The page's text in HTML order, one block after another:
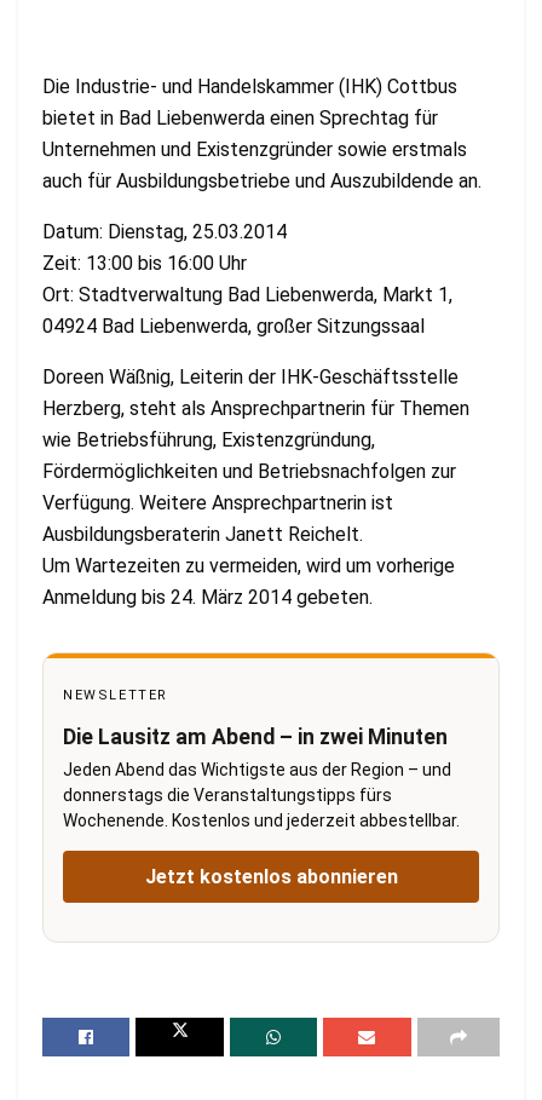
Die Industrie- und Handelskammer (IHK) Cottbus
bietet in Bad Liebenwerda einen Sprechtag für
Unternehmen und Existenzgründer sowie erstmals
auch für Ausbildungsbetriebe und Auszubildende an.
Datum: Dienstag, 25.03.2014
Zeit: 13:00 bis 16:00 Uhr
Ort: Stadtverwaltung Bad Liebenwerda, Markt 1,
04924 Bad Liebenwerda, großer Sitzungssaal
Doreen Wäßnig, Leiterin der IHK-Geschäftsstelle
Herzberg, steht als Ansprechpartnerin für Themen
wie Betriebsführung, Existenzgründung,
Fördermöglichkeiten und Betriebsnachfolgen zur
Verfügung. Weitere Ansprechpartnerin ist
Ausbildungsberaterin Janett Reichelt.
Um Wartezeiten zu vermeiden, wird um vorherige
Anmeldung bis 24. März 2014 gebeten.
NEWSLETTER
Die Lausitz am Abend – in zwei Minuten
Jeden Abend das Wichtigste aus der Region – und
donnerstags die Veranstaltungstipps fürs
Wochenende. Kostenlos und jederzeit abbestellbar.
Jetzt kostenlos abonnieren